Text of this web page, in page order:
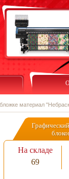
материал
На складе
69